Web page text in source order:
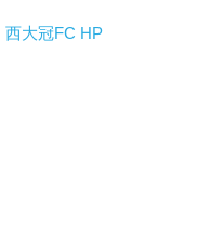
西大冠FC HP